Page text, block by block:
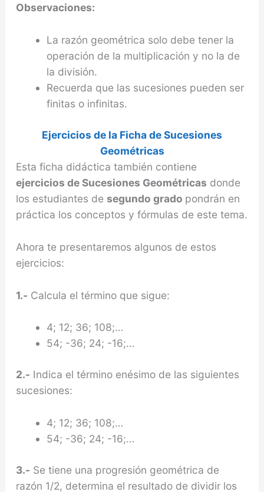
Observaciones:
La razón geométrica solo debe tener la
operación de la multiplicación y no la de
la división.
Recuerda que las sucesiones pueden ser
finitas o infinitas.
Ejercicios de la Ficha de Sucesiones
Geométricas
Esta ficha didáctica también contiene
ejercicios de Sucesiones Geométricas donde
los estudiantes de segundo grado pondrán en
práctica los conceptos y fórmulas de este tema.
Ahora te presentaremos algunos de estos
ejercicios:
1.- Calcula el término que sigue:
4; 12; 36; 108;…
54; -36; 24; -16;…
2.- Indica el término enésimo de las siguientes
sucesiones:
4; 12; 36; 108;…
54; -36; 24; -16;…
3.- Se tiene una progresión geométrica de
razón 1/2, determina el resultado de dividir los